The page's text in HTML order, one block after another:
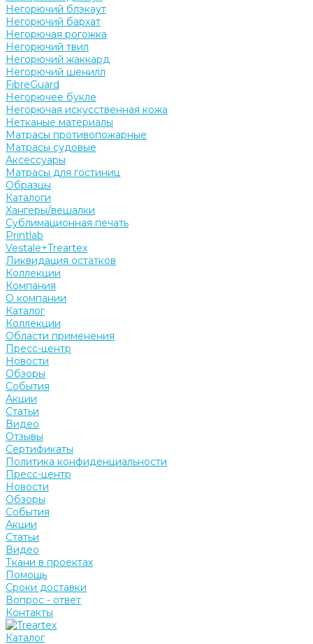
Негорючий блэкаут
Негорючий бархат
Негорючая рогожка
Негорючий твил
Негорючий жаккард
Негорючий шенилл
FibreGuard
Негорючее букле
Негорючая искусственная кожа
Нетканые материалы
Матрасы противопожарные
Матрасы судовые
Аксессуары
Матрасы для гостиниц
Образцы
Каталоги
Хангеры/вешалки
Сублимационная печать
Printlab
Vestale+Treartex
Ликвидация остатков
Коллекции
Компания
О компании
Каталог
Коллекции
Области применения
Пресс-центр
Новости
Обзоры
События
Акции
Статьи
Видео
Отзывы
Сертификаты
Политика конфиденциальности
Пресс-центр
Новости
Обзоры
События
Акции
Статьи
Видео
Ткани в проектах
Помощь
Сроки доставки
Вопрос - ответ
Контакты
Каталог